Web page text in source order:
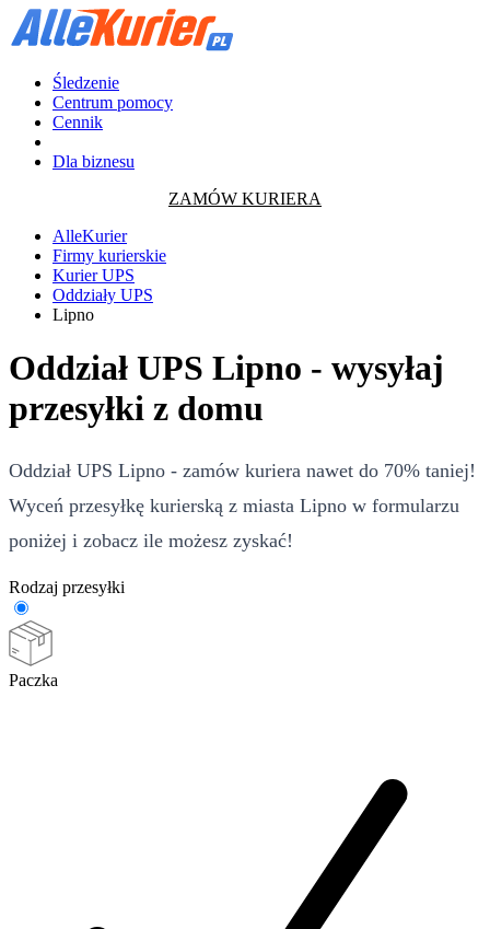
Śledzenie
Centrum pomocy
Cennik
Dla biznesu
ZAMÓW KURIERA
AlleKurier
Firmy kurierskie
Kurier UPS
Oddziały UPS
Lipno
Oddział UPS Lipno - wysyłaj
przesyłki z domu
Oddział UPS Lipno - zamów kuriera nawet do 70% taniej!
Wyceń przesyłkę kurierską z miasta Lipno w formularzu
poniżej i zobacz ile możesz zyskać!
Rodzaj przesyłki
Paczka